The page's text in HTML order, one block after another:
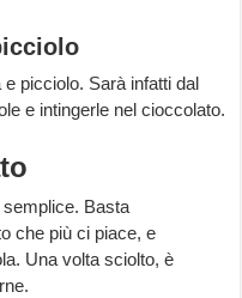
picciolo. Sarà infatti dal
e intingerle nel cioccolato.
Basta
che più ci piace, e
Una volta sciolto, è